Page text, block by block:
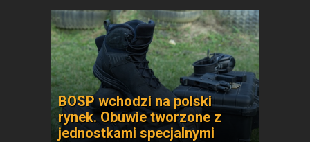
BOSP wchodzi na polski
rynek. Obuwie tworzone z
jednostkami specjalnymi